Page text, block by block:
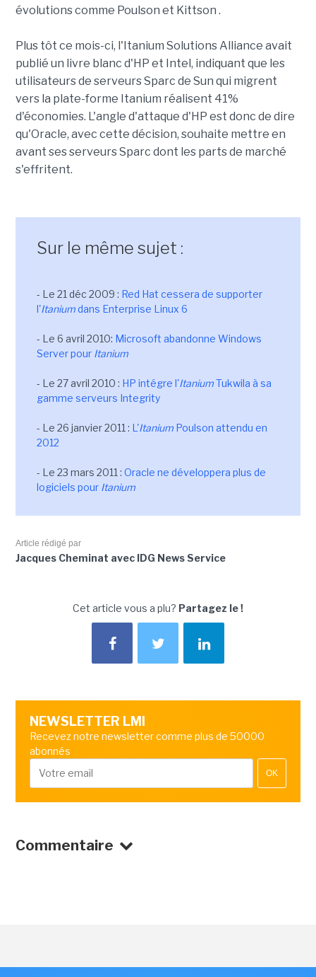
évolutions comme Poulson et Kittson .
Plus tôt ce mois-ci, l'Itanium Solutions Alliance avait
publié un livre blanc d'HP et Intel, indiquant que les
utilisateurs de serveurs Sparc de Sun qui migrent
vers la plate-forme Itanium réalisent 41%
d'économies. L'angle d'attaque d'HP est donc de dire
qu'Oracle, avec cette décision, souhaite mettre en
avant ses serveurs Sparc dont les parts de marché
s'effritent.
Sur le même sujet :
- Le 21 déc 2009 : Red Hat cessera de supporter
l'Itaniumdans Enterprise Linux 6
- Le 6 avril 2010: Microsoft abandonne Windows
Server pour Itanium
- Le 27 avril 2010 : HP intégre l'ItaniumTukwila à sa
gamme serveurs Integrity
- Le 26 janvier 2011 : L'ItaniumPoulson attendu en
2012
- Le 23 mars 2011 : Oracle ne développera plus de
logiciels pour Itanium
Article rédigé par
Jacques Cheminat avec IDG News Service
Cet article vous a plu? Partagez le !
NEWSLETTER LMI
Recevez notre newsletter comme plus de 50000
abonnés
OK
Commentaire